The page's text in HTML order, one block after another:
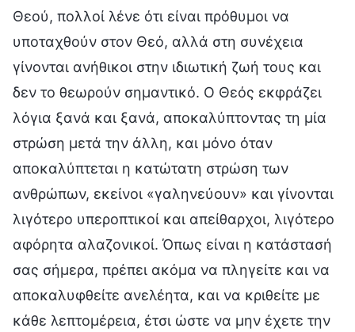
Θεού, πολλοί λένε ότι είναι πρόθυμοι να
υποταχθούν στον Θεό, αλλά στη συνέχεια
γίνονται ανήθικοι στην ιδιωτική ζωή τους και
δεν το θεωρούν σημαντικό. Ο Θεός εκφράζει
λόγια ξανά και ξανά, αποκαλύπτοντας τη μία
στρώση μετά την άλλη, και μόνο όταν
αποκαλύπτεται η κατώτατη στρώση των
ανθρώπων, εκείνοι «γαληνεύουν» και γίνονται
λιγότερο υπεροπτικοί και απείθαρχοι, λιγότερο
αφόρητα αλαζονικοί. Όπως είναι η κατάστασή
σας σήμερα, πρέπει ακόμα να πληγείτε και να
αποκαλυφθείτε ανελέητα, και να κριθείτε με
κάθε λεπτομέρεια, έτσι ώστε να μην έχετε την